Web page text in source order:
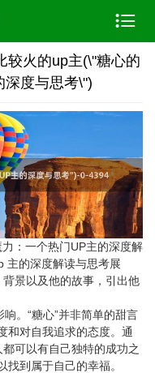

较火的up主(\"糖心的
深度与思考\")
：一个热门UP主的深度解
主的深度解读与思考展
景以及他的故事，引出他
响。“糖心”并非简单的甜言
和对自我追求的态度。通
可以有自己独特的成功之
到属于自己的幸福。